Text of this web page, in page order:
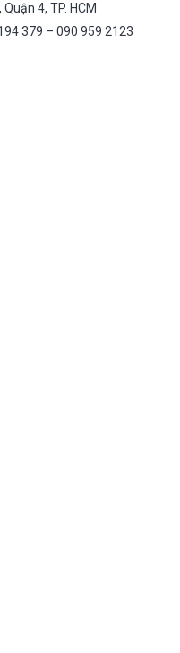
4, TP. HCM
379 – 090 959 2123